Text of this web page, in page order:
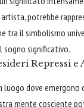
potrebbe
tra il simbolismo
sogno significativo.
Repressi e
luogo dove emergono
mente cosciente